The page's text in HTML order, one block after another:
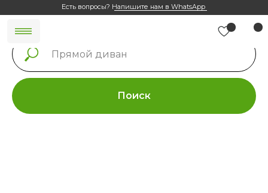
Есть вопросы? Напишите нам в WhatsApp
Поиск